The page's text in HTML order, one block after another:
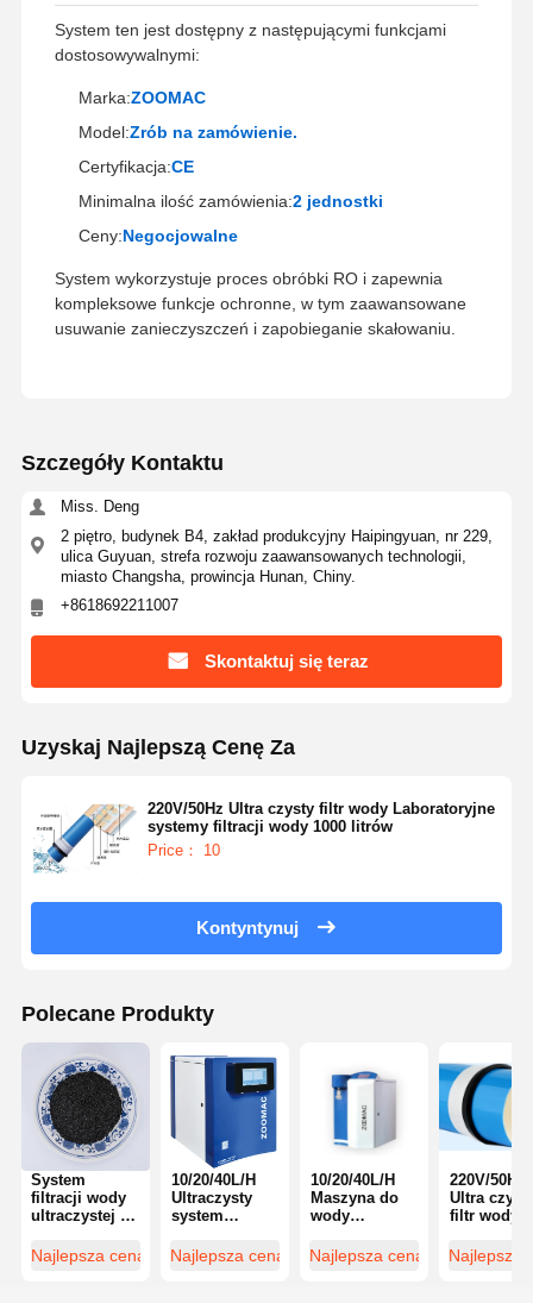
Maszyna do wody ultraczystej
Urządzenia do wody ultraczystej
System oczyszczania wody przemysłowej
Akcesoria do systemów oczyszczania wody
System ten jest dostępny z następującymi funkcjami
dostosowywalnymi:
Marka:ZOOMAC
Model:Zrób na zamówienie.
Certyfikacja:CE
Minimalna ilość zamówienia:2 jednostki
Ceny:Negocjowalne
System wykorzystuje proces obróbki RO i zapewnia
kompleksowe funkcje ochronne, w tym zaawansowane
usuwanie zanieczyszczeń i zapobieganie skałowaniu.
Szczegóły Kontaktu
Miss. Deng
2 piętro, budynek B4, zakład produkcyjny Haipingyuan, nr 229,
ulica Guyuan, strefa rozwoju zaawansowanych technologii,
miasto Changsha, prowincja Hunan, Chiny.
+8618692211007
Skontaktuj się teraz
Uzyskaj Najlepszą Cenę Za
220V/50Hz Ultra czysty filtr wody Laboratoryjne
systemy filtracji wody 1000 litrów
Price： 10
Kontyntynuj
Polecane Produkty
System
filtracji wody
ultraczystej o
natężeniu
przepływu
Najlepsza cena
10/20/40L/H
Ultraczysty
system
dla nauk o
życiu
Najlepsza cena
10/20/40L/H
Maszyna do
wody
dla nauk o
życiu
Najlepsza cena
220V/50Hz
Ultra
filtr wody
systemy
filtracji
Najlepsza